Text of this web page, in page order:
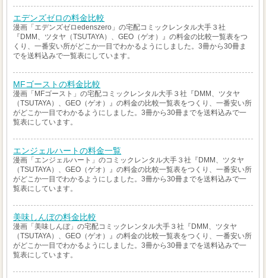
エデンズゼロの料金比較
漫画「エデンズゼロedenszero」の宅配コミックレンタル大手３社
『DMM、ツタヤ（TSUTAYA）、GEO（ゲオ）』の料金の比較一覧表をつ
くり、一番安い所がどこか一目でわかるようにしました。3冊から30冊ま
でを送料込みで一覧表にしています。
MFゴーストの料金比較
漫画「MFゴースト」の宅配コミックレンタル大手３社『DMM、ツタヤ
（TSUTAYA）、GEO（ゲオ）』の料金の比較一覧表をつくり、一番安い所
がどこか一目でわかるようにしました。3冊から30冊までを送料込みで一
覧表にしています。
エンジェルハートの料金一覧
漫画「エンジェルハート」のコミックレンタル大手３社『DMM、ツタヤ
（TSUTAYA）、GEO（ゲオ）』の料金の比較一覧表をつくり、一番安い所
がどこか一目でわかるようにしました。3冊から30冊までを送料込みで一
覧表にしています。
美味しんぼの料金比較
漫画「美味しんぼ」の宅配コミックレンタル大手３社『DMM、ツタヤ
（TSUTAYA）、GEO（ゲオ）』の料金の比較一覧表をつくり、一番安い所
がどこか一目でわかるようにしました。3冊から30冊までを送料込みで一
覧表にしています。